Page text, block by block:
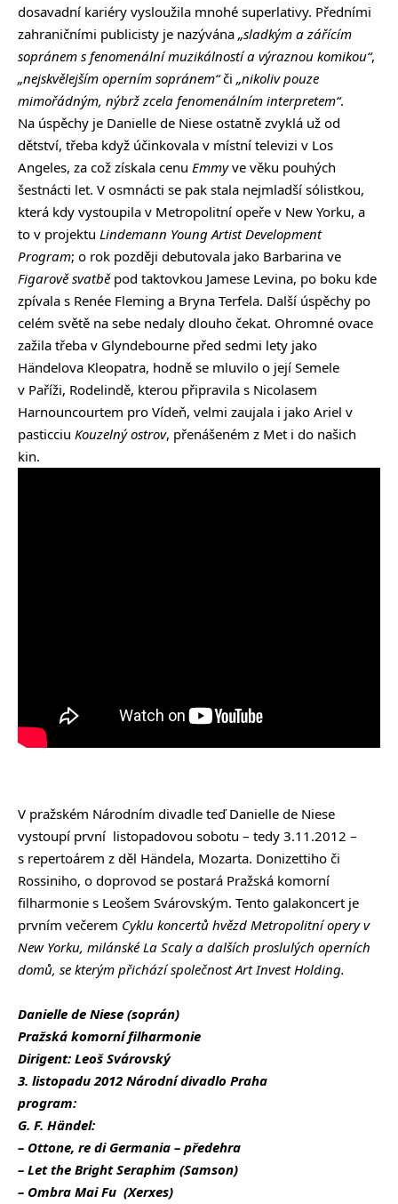
dosavadní kariéry vysloužila mnohé superlativy. Předními
zahraničními publicisty je nazývána „sladkým a zářícím
sopránem s fenomenální muzikálností a výraznou komikou“,
„nejskvělejším operním sopránem“či „nikoliv pouze
mimořádným, nýbrž zcela fenomenálním interpretem“.
Na úspěchy je Danielle de Niese ostatně zvyklá už od
dětství, třeba když účinkovala v místní televizi v Los
Angeles, za což získala cenu Emmyve věku pouhých
šestnácti let. V osmnácti se pak stala nejmladší sólistkou,
která kdy vystoupila v Metropolitní opeře v New Yorku, a
to v projektu Lindemann Young Artist Development
Program; o rok později debutovala jako Barbarina ve
Figarově svatběpod taktovkou Jamese Levina, po boku kde
zpívala s Renée Fleming a Bryna Terfela. Další úspěchy po
celém světě na sebe nedaly dlouho čekat. Ohromné ovace
zažila třeba v Glyndebourne před sedmi lety jako
Händelova Kleopatra, hodně se mluvilo o její Semele
v Paříži, Rodelindě, kterou připravila s Nicolasem
Harnouncourtem pro Vídeň, velmi zaujala i jako Ariel v
pasticciu Kouzelný ostrov, přenášeném z Met i do našich
kin.
V pražském Národním divadle teď Danielle de Niese
vystoupí první listopadovou sobotu – tedy 3.11.2012 –
s repertoárem z děl Händela, Mozarta. Donizettiho či
Rossiniho, o doprovod se postará Pražská komorní
filharmonie s Leošem Svárovským. Tento galakoncert je
prvním večerem Cyklu koncertů hvězd Metropolitní opery v
New Yorku, milánské La Scaly a dalších proslulých operních
domů, se kterým přichází společnost Art Invest Holding.
Danielle de Niese (soprán)
Pražská komorní filharmonie
Dirigent: Leoš Svárovský
3. listopadu 2012 Národní divadlo Praha
program:
G. F. Händel:
– Ottone, re di Germania – předehra
– Let the Bright Seraphim (Samson)
– Ombra Mai Fu (Xerxes)